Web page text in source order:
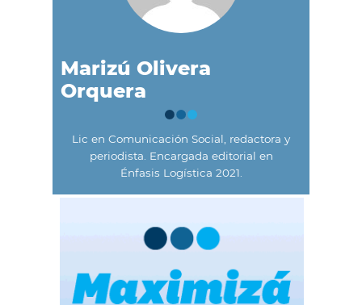
Marizú Olivera
Orquera
Lic en Comunicación Social, redactora y
periodista. Encargada editorial en
Énfasis Logística 2021.